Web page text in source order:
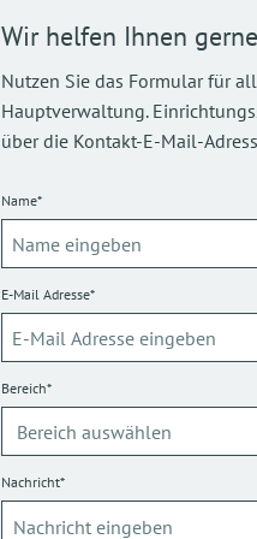
Wir helfen Ihnen
Nutzen Sie das Formular für
Hauptverwaltung.
über die Kontakt-E-Mail-
Name*
E-Mail Adresse*
Bereich*
Nachricht*